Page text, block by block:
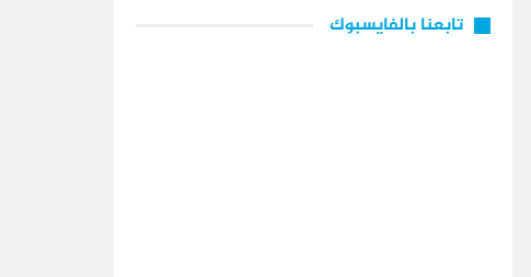
تابعنا بالفايسبوك